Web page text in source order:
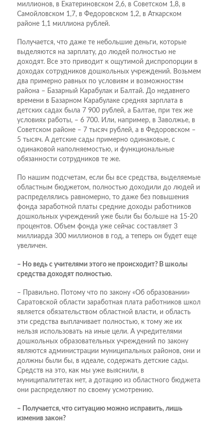
миллионов, в Екатериновском 2,6, в Советском 1,8, в
Самойловском 1,7, в Федоровском 1,2, в Аткарском
районе 1,1 миллиона рублей.
Получается, что даже те небольшие деньги, которые
выделяются на зарплату, до людей полностью не
доходят. Все это приводит к ощутимой диспропорции в
доходах сотрудников дошкольных учреждений. Возьмем
два примерно равных по условиям и возможностям
района – Базарный Карабулак и Балтай. До недавнего
времени в Базарном Карабулаке средняя зарплата в
детских садах была 7 900 рублей, а Балтае, при тех же
условиях работы, – 6 700. Или, например, в Заволжье, в
Советском районе – 7 тысяч рублей, а в Федоровском –
5 тысяч. А детские сады примерно одинаковые, с
одинаковой наполняемостью, и функциональные
обязанности сотрудников те же.
По нашим подсчетам, если бы все средства, выделяемые
областным бюджетом, полностью доходили до людей и
распределялись равномерно, то даже без повышения
фонда заработной платы средние доходы работников
дошкольных учреждений уже были бы больше на 15-20
процентов. Объем фонда уже сейчас составляет 3
миллиарда 300 миллионов в год, а теперь он будет еще
увеличен.
– Но ведь с учителями этого не происходит? В школы
средства доходят полностью.
– Правильно. Потому что по закону «Об образовании»
Саратовской области заработная плата работников школ
является обязательством областной власти, и область
эти средства выплачивает полностью, к тому же их
нельзя использовать на иные цели. А учредителями
дошкольных образовательных учреждений по закону
являются администрации муниципальных районов, они и
должны были бы, в идеале, содержать детские сады.
Средств на это, как мы уже выяснили, в
муниципалитетах нет, а дотацию из областного бюджета
они распределяют по своему усмотрению.
– Получается, что ситуацию можно исправить, лишь
изменив закон?